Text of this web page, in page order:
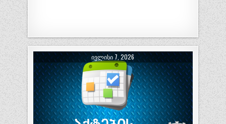
ᲘᲕᲚᲘᲡᲘ 7, 2026